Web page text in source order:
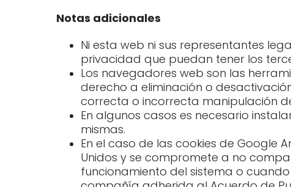
Notas adicionales
Ni esta web ni sus representantes
privacidad que puedan tener los
Los navegadores web son las
derecho a eliminación o
correcta o incorrecta manipulación
En algunos casos es necesario
mismas.
En el caso de las cookies de Google
Unidos y se compromete a no
funcionamiento del sistema o